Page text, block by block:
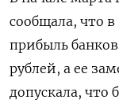
сообщала, что
прибыль
рублей, а ее
допускала, что